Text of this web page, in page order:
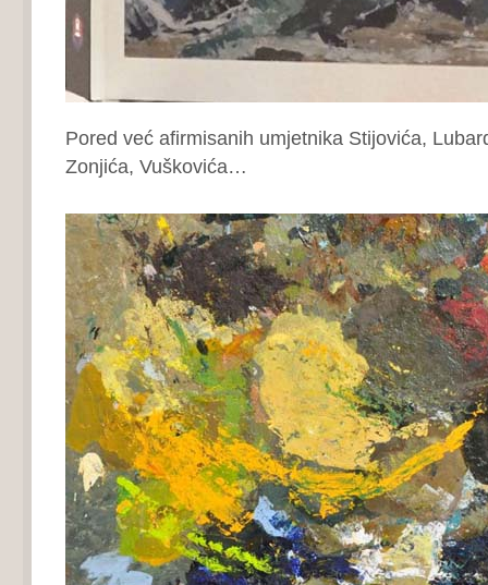
Pored već afirmisanih umjetnika Stijovića,
Zonjića, Vuškovića…